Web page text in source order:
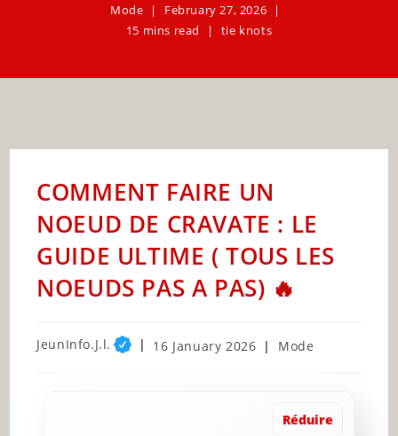
Mode
February 27, 2026
15 mins read
tie knots
COMMENT FAIRE UN
NOEUD DE CRAVATE : LE
GUIDE ULTIME ( TOUS LES
NOEUDS PAS A PAS) 🔥
Post
JeunInfo.J.l.
Post
16 January 2026
Post
Mode
Réduire